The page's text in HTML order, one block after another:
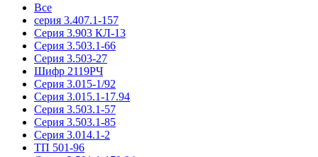
Все
серия 3.407.1-157
Серия 3.903 КЛ-13
Серия 3.503.1-66
Серия 3.503-27
Шифр 2119РЧ
Серия 3.015-1/92
Серия 3.015.1-17.94
Серия 3.503.1-57
Серия 3.503.1-85
Серия 3.014.1-2
ТП 501-96